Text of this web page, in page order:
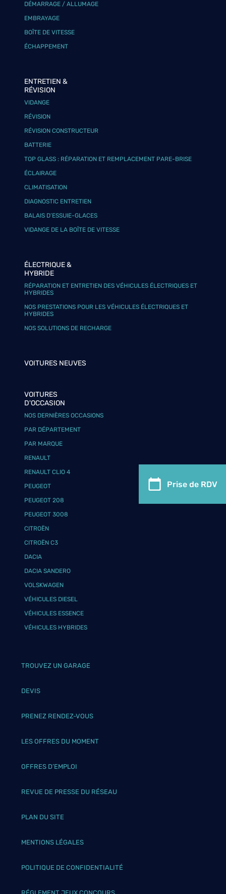
Prise de RDV
DÉMARRAGE / ALLUMAGE
EMBRAYAGE
BOÎTE DE VITESSE
ÉCHAPPEMENT
ENTRETIEN &
RÉVISION
VIDANGE
RÉVISION
RÉVISION CONSTRUCTEUR
BATTERIE
TOP GLASS : RÉPARATION ET REMPLACEMENT PARE-BRISE
ÉCLAIRAGE
CLIMATISATION
DIAGNOSTIC ENTRETIEN
BALAIS D’ESSUIE-GLACES
VIDANGE DE LA BOÎTE DE VITESSE
ÉLECTRIQUE &
HYBRIDE
RÉPARATION ET ENTRETIEN DES VÉHICULES ÉLECTRIQUES ET
HYBRIDES
NOS PRESTATIONS POUR LES VÉHICULES ÉLECTRIQUES ET
HYBRIDES
NOS SOLUTIONS DE RECHARGE
VOITURES NEUVES
VOITURES
D'OCCASION
NOS DERNIÈRES OCCASIONS
PAR DÉPARTEMENT
PAR MARQUE
RENAULT
RENAULT CLIO 4
PEUGEOT
PEUGEOT 208
PEUGEOT 3008
CITROËN
CITROËN C3
DACIA
DACIA SANDERO
VOLSKWAGEN
VÉHICULES DIESEL
VÉHICULES ESSENCE
VÉHICULES HYBRIDES
TROUVEZ UN GARAGE
DEVIS
PRENEZ RENDEZ-VOUS
LES OFFRES DU MOMENT
OFFRES D’EMPLOI
REVUE DE PRESSE DU RÉSEAU
PLAN DU SITE
MENTIONS LÉGALES
POLITIQUE DE CONFIDENTIALITÉ